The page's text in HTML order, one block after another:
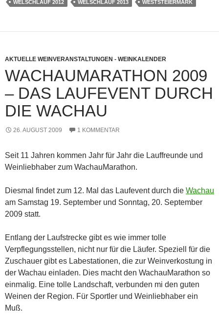
WELSCHLAUF 2012 WELSCHLAUF 2013 WESTSTEIERMARK
AKTUELLE WEINVERANSTALTUNGEN - WEINKALENDER
WACHAUMARATHON 2009
– DAS LAUFEVENT DURCH
DIE WACHAU
26. AUGUST 2009 1 KOMMENTAR
Seit 11 Jahren kommen Jahr für Jahr die Lauffreunde und
Weinliebhaber zum WachauMarathon.
Diesmal findet zum 12. Mal das Laufevent durch die Wachau
am Samstag 19. September und Sonntag, 20. September
2009 statt.
Entlang der Laufstrecke gibt es wie immer tolle
Verpflegungsstellen, nicht nur für die Läufer. Speziell für die
Zuschauer gibt es Labestationen, die zur Weinverkostung in
der Wachau einladen. Dies macht den WachauMarathon so
einmalig. Eine tolle Landschaft, verbunden mi den guten
Weinen der Region. Für Sportler und Weinliebhaber ein
Muß.